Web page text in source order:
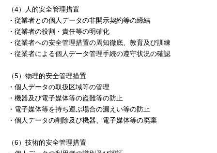
（4）人的安全管理措置
・従業者との個人データの非開示契約等の締結
・従業者の役割・責任等の明確化
・従業者への安全管理措置の周知徹底、教育及び訓練
・従業者による個人データ管理手続の遵守状況の確認
（5）物理的安全管理措置
・個人データの取扱区域等の管理
・機器及び電子媒体等の盗難等の防止
・電子媒体等を持ち運ぶ場合の漏えい等の防止
・個人データの削除及び機器、電子媒体等の廃棄
（6）技術的安全管理措置